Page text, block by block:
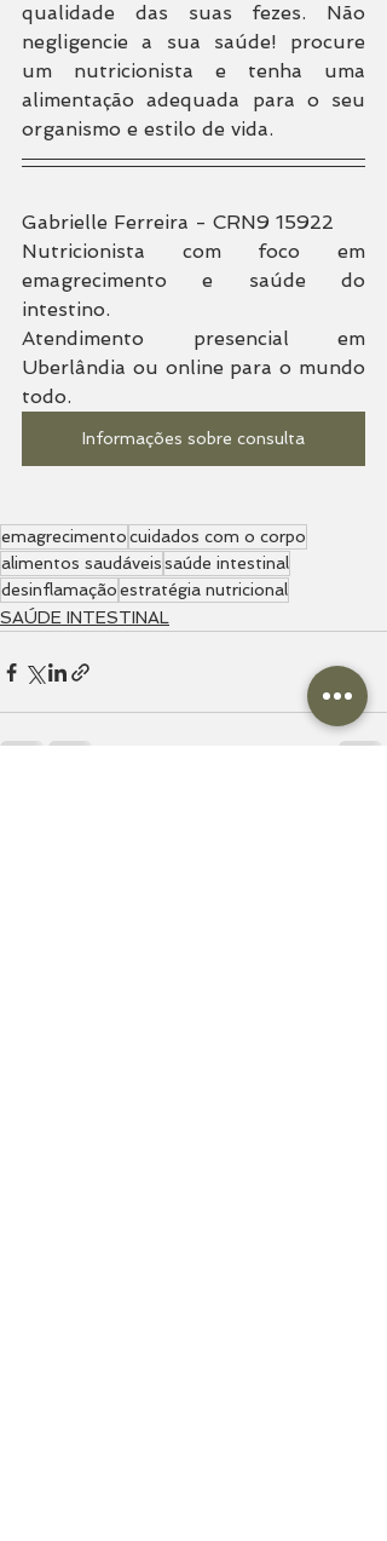
qualidade das suas fezes. Não
negligencie a sua saúde! procure
um nutricionista e tenha uma
alimentação adequada para o seu
organismo e estilo de vida.
Gabrielle Ferreira - CRN9 15922
Nutricionista com foco em
emagrecimento e saúde do
intestino.
Atendimento presencial em
Uberlândia ou online para o mundo
todo.
Informações sobre consulta
emagrecimentocuidados com o corpo
alimentos saudáveissaúde intestinal
desinflamaçãoestratégia nutricional
SAÚDE INTESTINAL